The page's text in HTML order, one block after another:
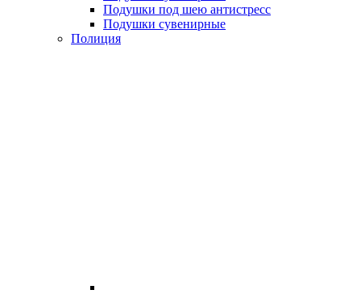
Подушки под шею антистресс
Подушки сувенирные
Полиция